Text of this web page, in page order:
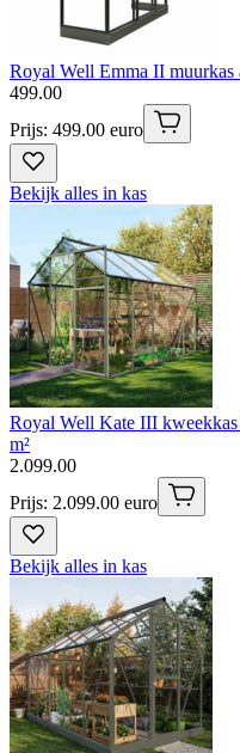
Royal Well Emma II muurkas
499.00
Prijs: 499.00 euro
Bekijk alles in kas
Royal Well Kate III
m²
2.099.00
Prijs: 2.099.00 euro
Bekijk alles in kas